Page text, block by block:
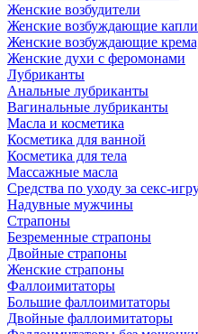
Женские возбудители
Женские возбуждающие капли
Женские возбуждающие
Женские духи с феромонами
Лубриканты
Анальные лубриканты
Вагинальные лубриканты
Масла и косметика
Косметика для ванной
Косметика для тела
Массажные масла
Средства по уходу за секс-
Надувные мужчины
Страпоны
Безременные страпоны
Двойные страпоны
Женские страпоны
Фаллоимитаторы
Большие фаллоимитаторы
Двойные фаллоимитаторы